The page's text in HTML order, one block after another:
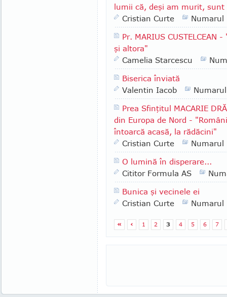
lumii că, deşi am murit,
Cristian Curte
Numarul
Pr. MARIUS
şi altora"
Camelia Starcescu
Biserica înviată
Valentin Iacob
Prea Sfinţitul MACARIE
din Europa de Nord -
întoarcă acasă, la rădăcini"
Cristian Curte
Numarul
O lumină în disperare...
Cititor Formula AS
Bunica şi vecinele ei
Cristian Curte
Numarul
« ‹ 1 2 3 4 5 6 7